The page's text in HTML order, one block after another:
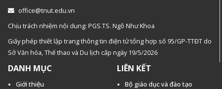
office@tnut.edu.vn
Chịu trách nhiệm nội dung: PGS.TS. Ngô Như Khoa
Giấy phép thiết lập trang thông tin điện tử tổng hợp số 95/GP-TTĐT do
Sở Văn hóa, Thế thao và Du lịch cấp ngày 19/5/2026
DANH MỤC
Giới thiệu
LIÊN KẾT
Bộ giáo dục và đào tạo